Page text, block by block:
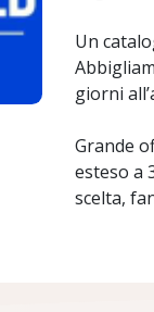
Un
giorni
Grande
esteso a
scelta,